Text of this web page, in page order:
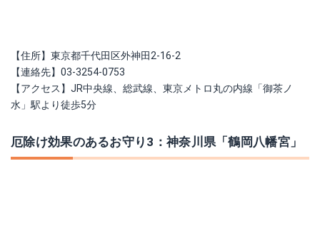
【住所】東京都千代田区外神田2-16-2
【連絡先】03-3254-0753
【アクセス】JR中央線、総武線、東京メトロ丸の内線「御茶ノ
水」駅より徒歩5分
厄除け効果のあるお守り3：神奈川県「鶴岡八幡宮」